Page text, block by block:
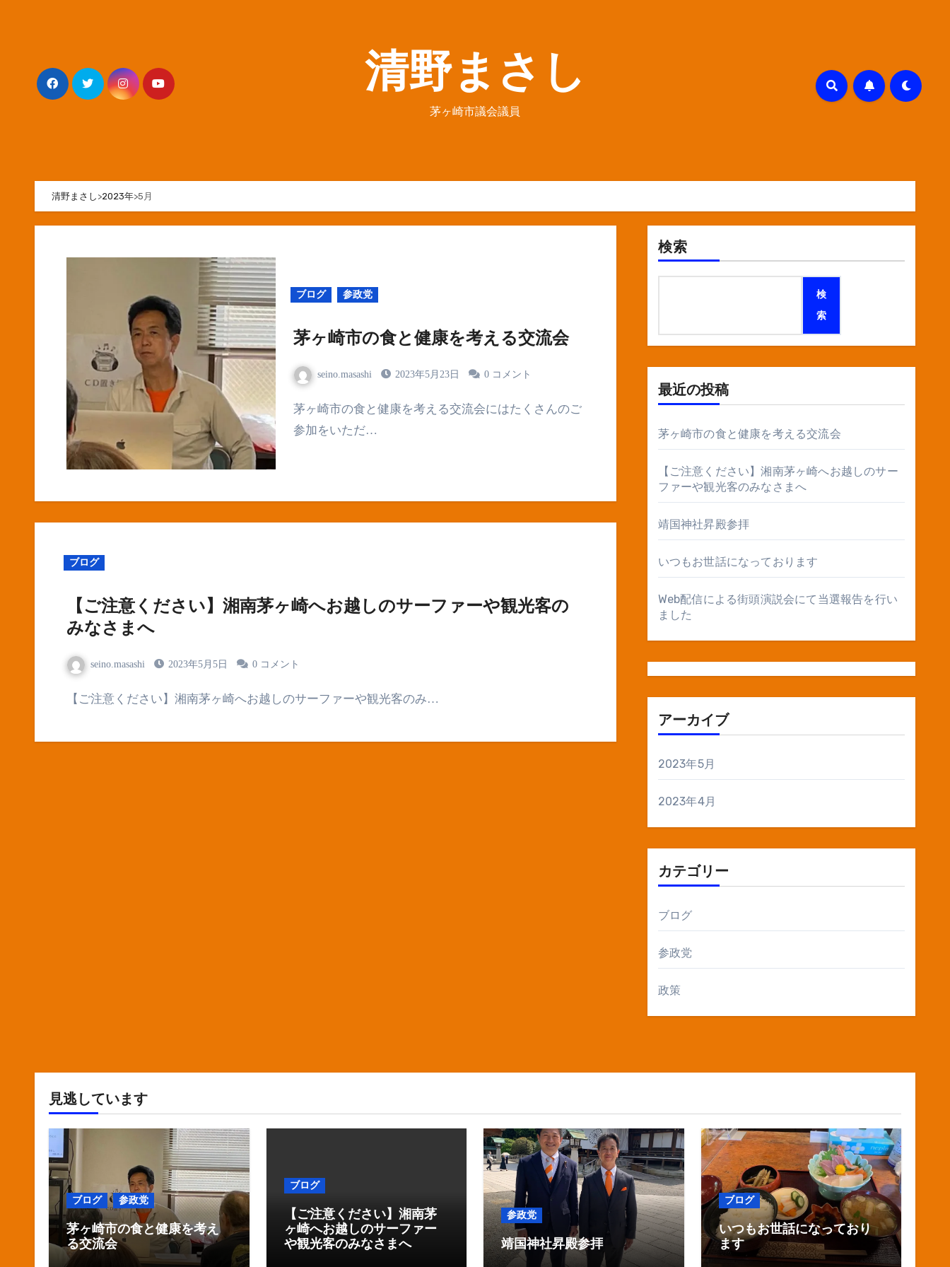
清野まさし
茅ヶ崎市議会議員
清野まさし >2023年>5月
ブログ 参政党
茅ヶ崎市の食と健康を考える交流会
seino.masashi 2023年5月23日 0 コメント
茅ヶ崎市の食と健康を考える交流会にはたくさんのご
参加をいただ…
ブログ
【ご注意ください】湘南茅ヶ崎へお越しのサーファーや観光客の
みなさまへ
seino.masashi 2023年5月5日 0 コメント
【ご注意ください】湘南茅ヶ崎へお越しのサーファーや観光客のみ…
検索
検
索
最近の投稿
茅ヶ崎市の食と健康を考える交流会
【ご注意ください】湘南茅ヶ崎へお越しのサー
ファーや観光客のみなさまへ
靖国神社昇殿参拝
いつもお世話になっております
Web配信による街頭演説会にて当選報告を行い
ました
アーカイブ
2023年5月
2023年4月
カテゴリー
ブログ
参政党
政策
見逃しています
ブログ 参政党
茅ヶ崎市の食と健康を考え
る交流会
ブログ
【ご注意ください】湘南茅
ヶ崎へお越しのサーファー
や観光客のみなさまへ
参政党
靖国神社昇殿参拝
ブログ
いつもお世話になっており
ます